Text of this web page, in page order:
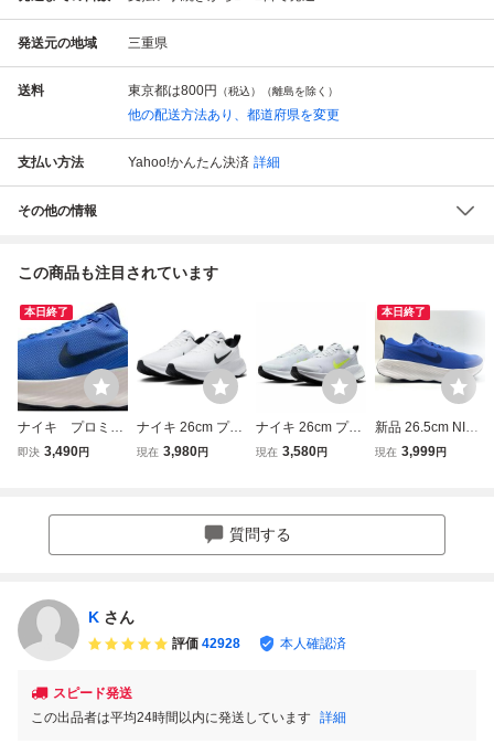
発送元の地域 三重県
送料 東京都は800円 （税込）（離島を除く）
他の配送方法あり、都道府県を変更
支払い方法 Yahoo!かんたん決済 詳細
その他の情報
この商品も注目されています
本日終了
ナイキ プロミナ
◆FV5285-401◆2
即決 3,490円
ナイキ 26cm プロ
ミナ ホワイト ブ
現在 3,980円
ナイキ 26cm プロ
ミナ ピュアプラチ
トグレー系 ネオン
イエロー
現在 3,580円
本日終了
新品 26.5cm NIKE
PROMINA ブルー
現在 3,999円
質問する
K さん
評価 42928 本人確認済
スピード発送
この出品者は平均24時間以内に発送しています 詳細